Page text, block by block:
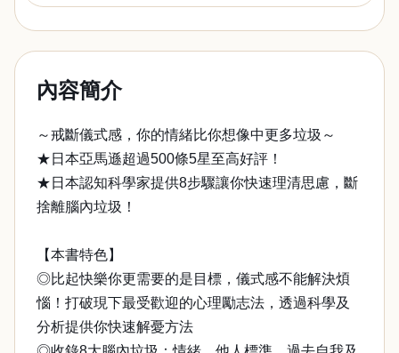
內容簡介
～戒斷儀式感，你的情緒比你想像中更多垃圾～
★日本亞馬遜超過500條5星至高好評！
★日本認知科學家提供8步驟讓你快速理清思慮，斷
捨離腦內垃圾！
【本書特色】
◎比起快樂你更需要的是目標，儀式感不能解決煩
惱！打破現下最受歡迎的心理勵志法，透過科學及
分析提供你快速解憂方法